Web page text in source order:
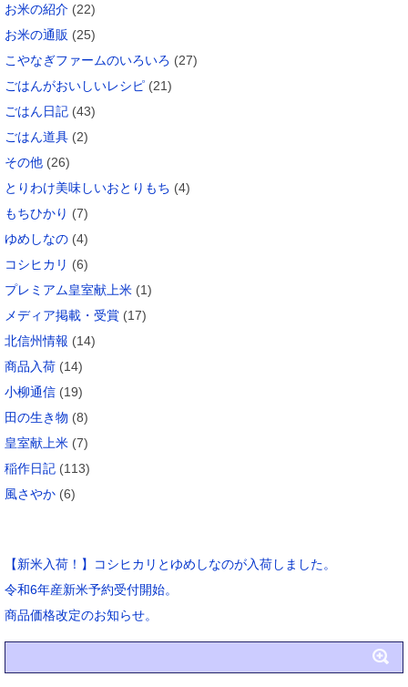
お米の紹介 (22)
お米の通販 (25)
こやなぎファームのいろいろ (27)
ごはんがおいしいレシピ (21)
ごはん日記 (43)
ごはん道具 (2)
その他 (26)
とりわけ美味しいおとりもち (4)
もちひかり (7)
ゆめしなの (4)
コシヒカリ (6)
プレミアム皇室献上米 (1)
メディア掲載・受賞 (17)
北信州情報 (14)
商品入荷 (14)
小柳通信 (19)
田の生き物 (8)
皇室献上米 (7)
稲作日記 (113)
風さやか (6)
【新米入荷！】コシヒカリとゆめしなのが入荷しました。
令和6年産新米予約受付開始。
商品価格改定のお知らせ。